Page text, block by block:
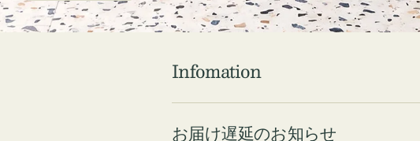
Infomation
お届け遅延のお知らせ